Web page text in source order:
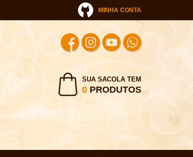
MINHA CONTA
SUA SACOLA TEM
0PRODUTOS